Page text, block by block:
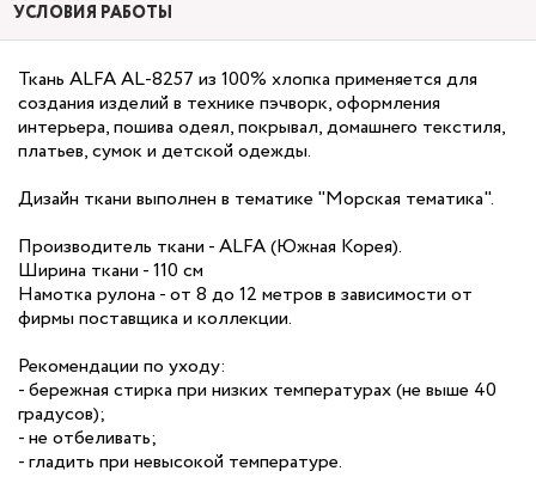
УСЛОВИЯ РАБОТЫ
Ткань ALFA AL-8257 из 100% хлопка применяется для
создания изделий в технике пэчворк, оформления
интерьера, пошива одеял, покрывал, домашнего текстиля,
платьев, сумок и детской одежды.
Дизайн ткани выполнен в тематике "Морская тематика".
Производитель ткани - ALFA (Южная Корея).
Ширина ткани - 110 см
Намотка рулона - от 8 до 12 метров в зависимости от
фирмы поставщика и коллекции.
Рекомендации по уходу:
- бережная стирка при низких температурах (не выше 40
градусов);
- не отбеливать;
- гладить при невысокой температуре.